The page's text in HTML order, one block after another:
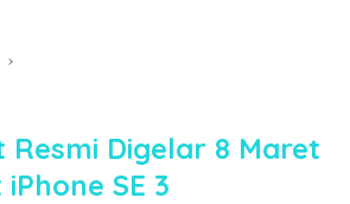
Resmi Digelar 8 Maret
SE 3